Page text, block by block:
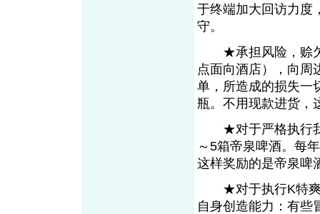
于终端加大回访力度
守。
★承担风险，赊欠
点面向酒店），向周
单，所造成的损失一
瓶。不用现款进货，
★对于严格执行我
～5箱帝泉啤酒。每
这样奖励的是帝泉啤
★对于执行K特爽3
自身创造能力：有些